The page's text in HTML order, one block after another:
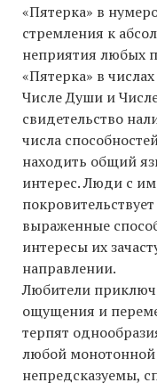
«Пятерка» в
стремления к
неприятия любых
«Пятерка» в
Числе Души и
свидетельство
числа
находить общий
интерес. Люди с
выраженные
интересы их
направлении.
Любители
ощущения и
терпят
любой монотонной
непредсказуемы,